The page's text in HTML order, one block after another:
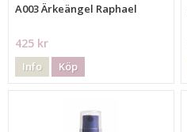
A003 Ärkeängel Raphael
425 kr
Info Köp